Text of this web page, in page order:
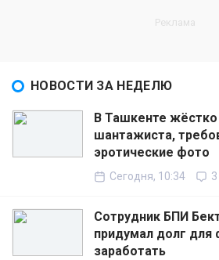
НОВОСТИ ЗА НЕДЕЛЮ
В Ташкенте
шантажиста,
эротические фото
Сегодня, 10:34 3
Сотрудник БПИ
придумал долг
заработать